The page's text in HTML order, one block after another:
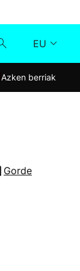
EU
Klisk
Azken berriak
Gorde